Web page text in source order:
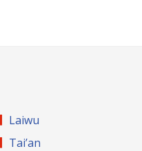
Laiwu
Tai’an